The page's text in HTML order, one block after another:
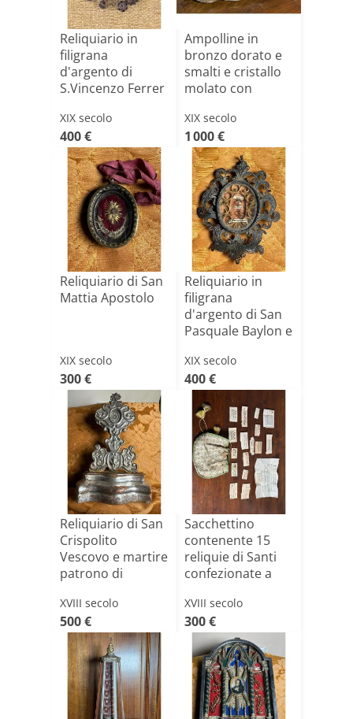
Reliquiario in
filigrana
d'argento di
S.Vincenzo Ferrer
XIX secolo
400 €
Ampolline in
bronzo dorato e
smalti e cristallo
molato con
XIX secolo
1 000 €
Reliquiario di San
Mattia Apostolo
XIX secolo
300 €
Reliquiario in
filigrana
d'argento di San
Pasquale Baylon e
XIX secolo
400 €
Reliquiario di San
Crispolito
Vescovo e martire
patrono di
XVIII secolo
500 €
Sacchettino
contenente 15
reliquie di Santi
confezionate a
XVIII secolo
300 €